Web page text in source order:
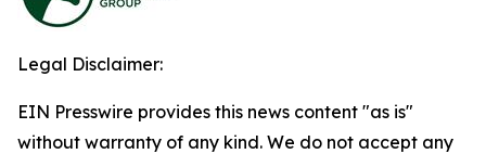
Legal Disclaimer:
EIN Presswire provides this news content "as is"
without warranty of any kind. We do not accept any